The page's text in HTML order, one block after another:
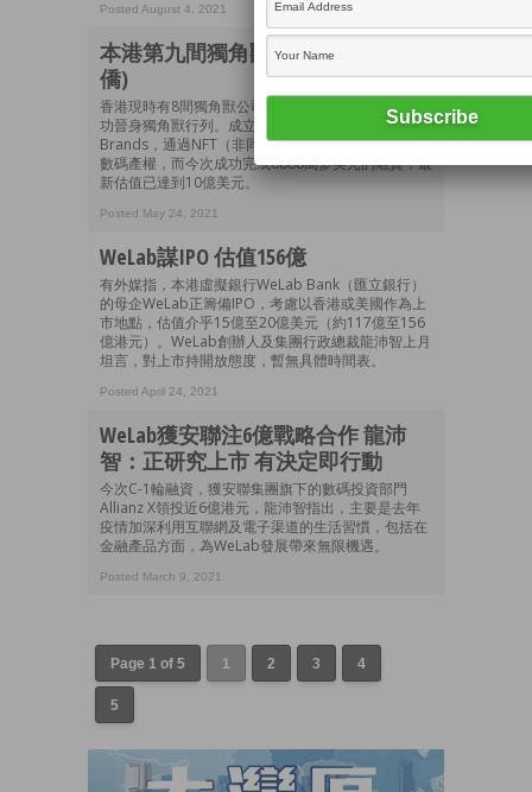
Posted August 4, 2021
本港第九間獨角獸出沒注意 (方保
僑)
香港現時有8間獨角獸公司，最近又多了一間公司成
功晉身獨角獸行列。成立於2014年的Animoca
Brands，通過NFT（非同質化代幣）向遊戲玩家提供
數碼產權，而今次成功完成8888萬多美元的融資，最
新估值已達到10億美元。
Posted May 24, 2021
WeLab謀IPO 估值156億
有外媒指，本港虛擬銀行WeLab Bank（匯立銀行）
的母企WeLab正籌備IPO，考慮以香港或美國作為上
市地點，估值介乎15億至20億美元（約117億至156
億港元）。WeLab創辦人及集團行政總裁龍沛智上月
坦言，對上市持開放態度，暫無具體時間表。
Posted April 24, 2021
WeLab獲安聯注6億戰略合作 龍沛
智：正研究上市 有決定即行動
今次C-1輪融資，獲安聯集團旗下的數碼投資部門
Allianz X領投近6億港元，龍沛智指出，主要是去年
疫情加深利用互聯網及電子渠道的生活習慣，包括在
金融產品方面，為WeLab發展帶來無限機遇。
Posted March 9, 2021
Page 1 of 5 1 2 3 4
5